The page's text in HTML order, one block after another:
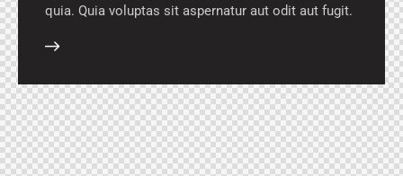
quia. Quia voluptas sit aspernatur aut odit aut fugit.